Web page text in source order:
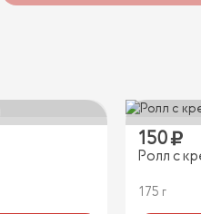
150
Ролл с
175 г